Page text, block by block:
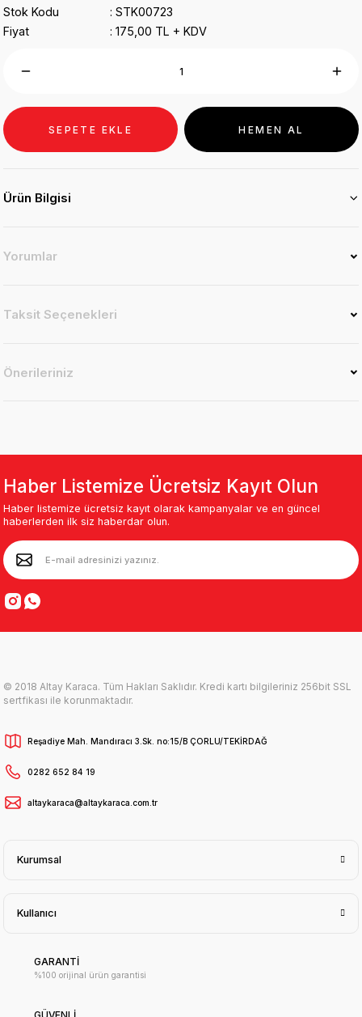
Stok Kodu
STK00723
Fiyat
175,00 TL + KDV
SEPETE EKLE HEMEN AL
Ürün Bilgisi
Yorumlar
Taksit Seçenekleri
Önerileriniz
Haber Listemize Ücretsiz Kayıt Olun
Haber listemize ücretsiz kayıt olarak kampanyalar ve en güncel
haberlerden ilk siz haberdar olun.
© 2018 Altay Karaca. Tüm Hakları Saklıdır. Kredi kartı bilgileriniz 256bit SSL
sertfikası ile korunmaktadır.
Reşadiye Mah. Mandıracı 3.Sk. no:15/B ÇORLU/TEKİRDAĞ
0282 652 84 19
altaykaraca@altaykaraca.com.tr
Kurumsal
Kullanıcı
GARANTİ
%100 orijinal ürün garantisi